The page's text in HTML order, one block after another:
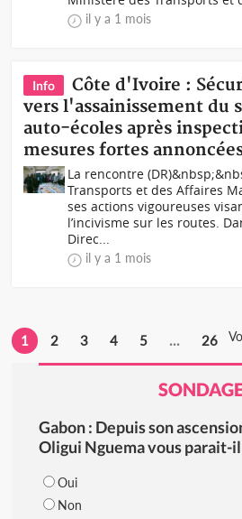
il y a 1 mois
Info
Côte d'Ivoire :
vers l'assainissement du
auto-écoles après
mesures fortes
La rencontre
Transports et des Affaires
ses actions vigoureuses
l’incivisme sur les routes.
Direc...
il y a 1 mois
1 2 3 4 5 ... 26
Gabon : Depuis son
Oligui Nguema vous parait-
Oui
Non